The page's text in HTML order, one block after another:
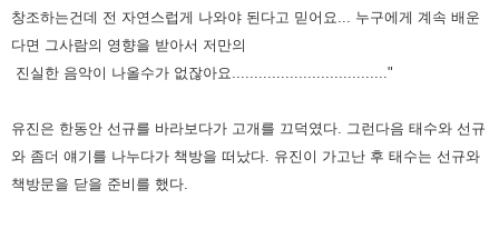
창조하는건데 전 자연스럽게 나와야 된다고 믿어요... 누구에게 계속 배운
다면 그사람의 영향을 받아서 저만의
진실한 음악이 나올수가 없잖아요..................................."
유진은 한동안 선규를 바라보다가 고개를 끄덕였다. 그런다음 태수와 선규
와 좀더 얘기를 나누다가 책방을 떠났다. 유진이 가고난 후 태수는 선규와
책방문을 닫을 준비를 했다.